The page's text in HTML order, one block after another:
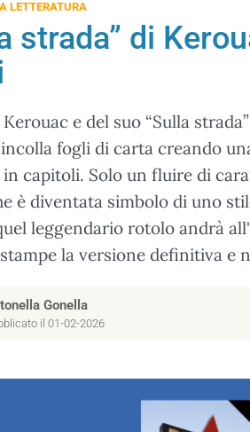
LETTERATURA
strada” di
e del suo “Sulla
fogli di carta creando
capitoli. Solo un fluire di
è diventata simbolo di uno
leggendario rotolo andrà
la versione definitiva e
Gonella
il 01-02-2026